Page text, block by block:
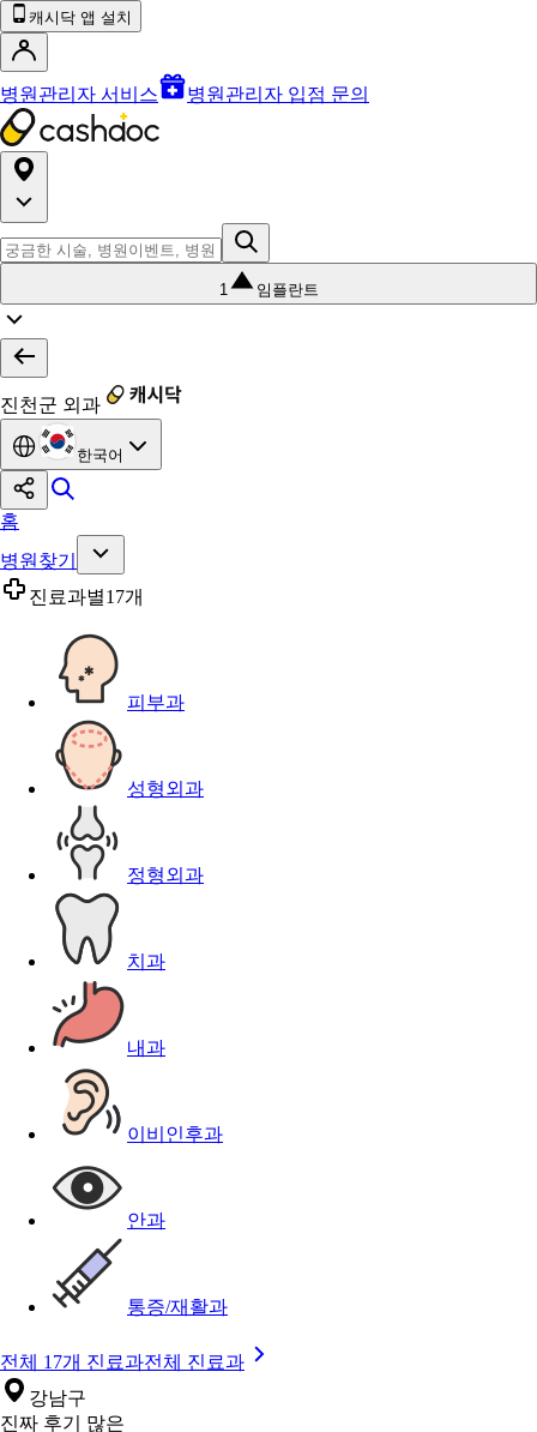
캐시닥 앱 설치
병원관리자 서비스 병원관리자 입점 문의
1 임플란트
진천군 외과
한국어
홈
병원찾기
진료과별17개
피부과
성형외과
정형외과
치과
내과
이비인후과
안과
통증/재활과
전체 17개 진료과전체 진료과
강남구
진짜 후기 많은